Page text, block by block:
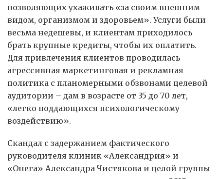
позволяющих ухаживать «за своим внешним
видом, организмом и здоровьем». Услуги были
весьма недешевы, и клиентам приходилось
брать крупные кредиты, чтобы их оплатить.
Для привлечения клиентов проводилась
агрессивная маркетинговая и рекламная
политика с планомерными обзвонами целевой
аудитории – дам в возрасте от 35 до 70 лет,
«легко поддающихся психологическому
воздействию».
Скандал с задержанием фактического
руководителя клиник «Александрия» и
«Онега» Александра Чистякова и целой группы